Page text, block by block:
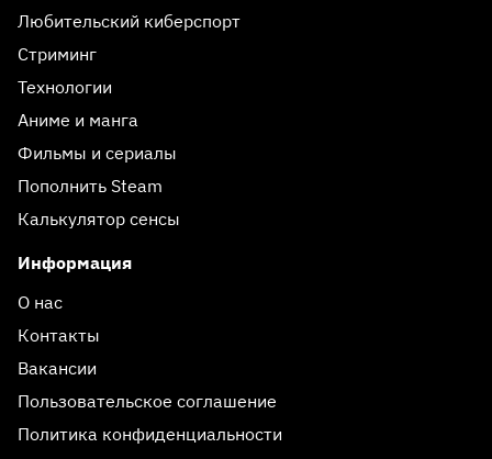
Любительский киберспорт
Стриминг
Технологии
Аниме и манга
Фильмы и сериалы
Пополнить Steam
Калькулятор сенсы
Информация
О нас
Контакты
Вакансии
Пользовательское соглашение
Политика конфиденциальности